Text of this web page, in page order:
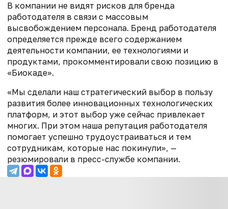
В компании не видят рисков для бренда
работодателя в связи с массовым
высвобождением персонала. Бренд работодателя
определяется прежде всего содержанием
деятельности компании, ее технологиями и
продуктами, прокомментировали свою позицию в
«Биокаде».
«Мы сделали наш стратегический выбор в пользу
развития более инновационных технологических
платформ, и этот выбор уже сейчас привлекает
многих. При этом наша репутация работодателя
помогает успешно трудоустраиваться и тем
сотрудникам, которые нас покинули», —
резюмировали в пресс-службе компании.